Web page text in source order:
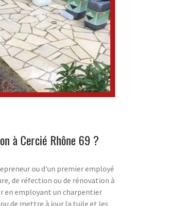
à Cercié Rhône 69 ?
ou d'un premier employé
de réfection ou de rénovation à
en employant un charpentier
de mettre à jour la tuile et les